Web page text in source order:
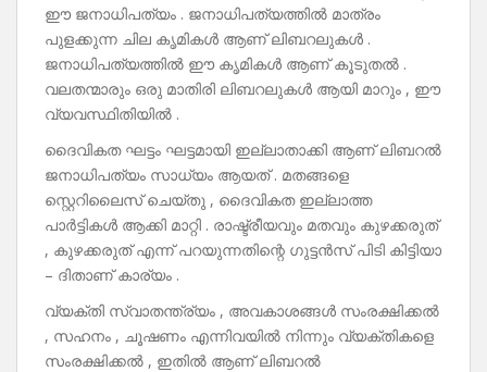
ഈ ജനാധിപത്യം . ജനാധിപത്യത്തിൽ മാത്രം
പുളക്കുന്ന ചില കൃമികൾ ആണ് ലിബറലുകൾ .
ജനാധിപത്യത്തിൽ ഈ കൃമികൾ ആണ് കൂടുതൽ .
വലതന്മാരും ഒരു മാതിരി ലിബറലുകൾ ആയി മാറും , ഈ
വ്യവസ്ഥിതിയിൽ .
ദൈവികത ഘട്ടം ഘട്ടമായി ഇല്ലാതാക്കി ആണ് ലിബറൽ
ജനാധിപത്യം സാധ്യം ആയത് . മതങ്ങളെ
സ്റ്റെറിലൈസ് ചെയ്തു , ദൈവികത ഇല്ലാത്ത
പാർട്ടികൾ ആക്കി മാറ്റി . രാഷ്ട്രീയവും മതവും കുഴക്കരുത്
, കുഴക്കരുത് എന്ന് പറയുന്നതിന്റെ ഗുട്ടൻസ് പിടി കിട്ടിയാ
– ദിതാണ് കാര്യം .
വ്യക്തി സ്വാതന്ത്ര്യം , അവകാശങ്ങൾ സംരക്ഷിക്കൽ
, സഹനം , ചൂഷണം എന്നിവയിൽ നിന്നും വ്യക്തികളെ
സംരക്ഷിക്കൽ , ഇതിൽ ആണ് ലിബറൽ